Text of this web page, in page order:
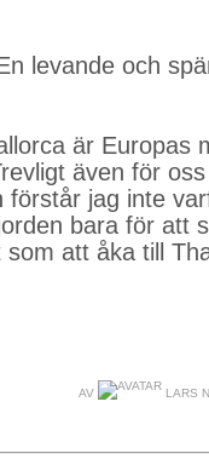
levande och
är Europas
även för
förstår jag inte
bara för att
att åka till
AV LARS